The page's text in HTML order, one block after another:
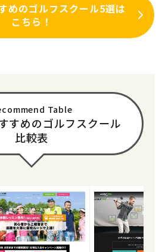
めのゴルフスクール5選は
こちら！
Table
すめのゴルフスクール
比較表